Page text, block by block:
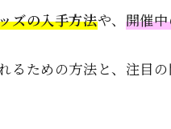
ズの入手方法や、 開催
るための方法と、注目